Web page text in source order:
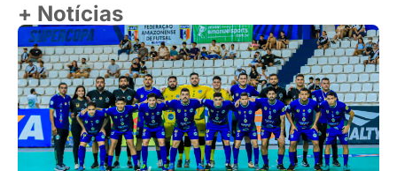
+ Notícias